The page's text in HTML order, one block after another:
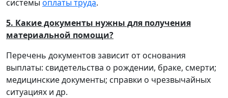
системы оплаты труда.
5. Какие документы нужны для получения
материальной помощи?
Перечень документов зависит от основания
выплаты: свидетельства о рождении, браке, смерти;
медицинские документы; справки о чрезвычайных
ситуациях и др.